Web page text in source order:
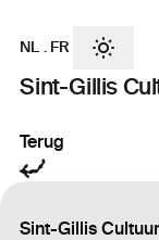
Sint-Gillis
NL . FR
Terug
Sint-Gillis Cultuur